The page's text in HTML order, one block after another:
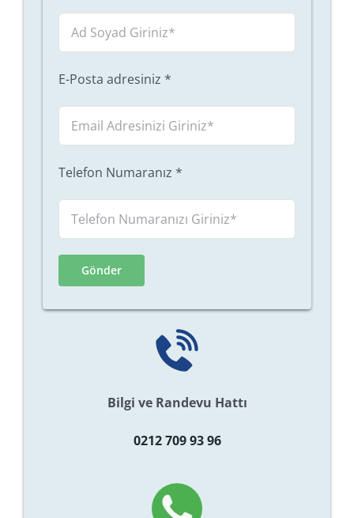
E-Posta adresiniz *
Telefon Numaranız *
Bilgi ve Randevu Hattı
0212 709 93 96